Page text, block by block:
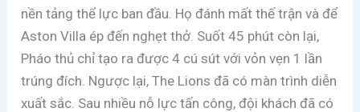
nền tảng thể lực ban đầu. Họ đánh mất thế trận và để
Aston Villa ép đến nghẹt thở. Suốt 45 phút còn lại,
Pháo thủ chỉ tạo ra được 4 cú sút với vỏn vẹn 1 lần
trúng đích. Ngược lại, The Lions đã có màn trình diễn
xuất sắc. Sau nhiều nỗ lực tấn công, đội khách đã có